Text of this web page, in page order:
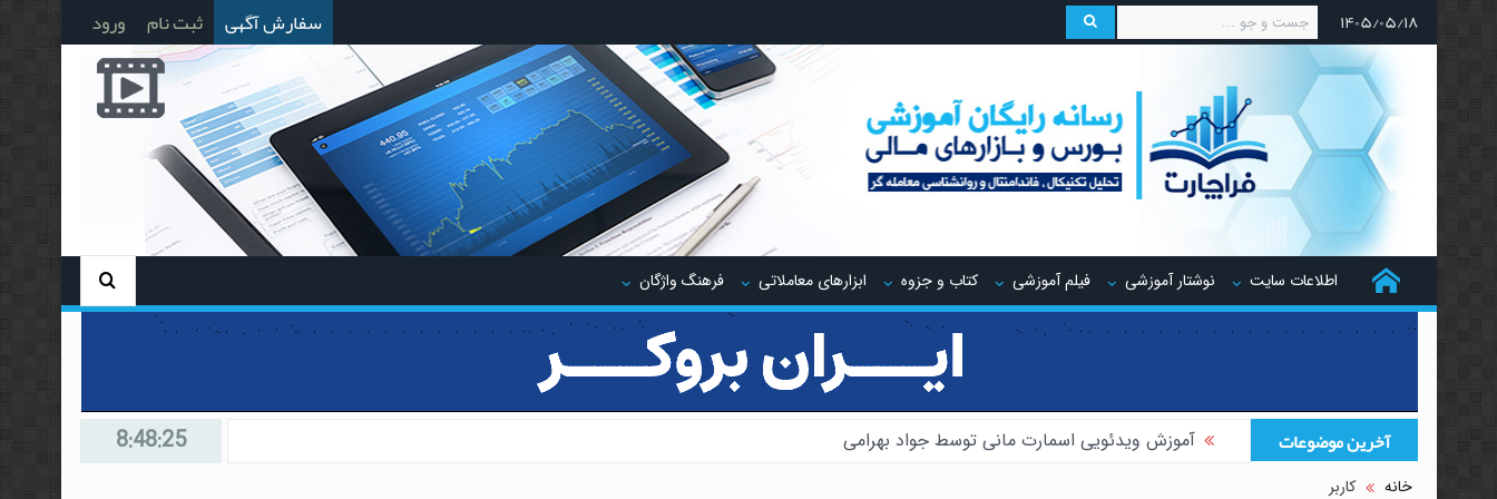
۱۴۰۵/۰۵/۱۸ سفارش آگهی ثبت نام ورود
اطلاعات سایت نوشتار آموزشی فیلم آموزشی کتاب و جزوه ابزارهای معاملاتی فرهنگ واژگان
آخرین موضوعات
آموزش ویدئویی اسمارت مانی توسط جواد بهرامی
8:48:26
خانه کاربر